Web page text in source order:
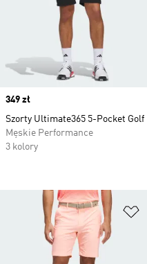
Price
349 zł
Szorty Ultimate365 5-Pocket Golf
Męskie Performance
3 kolory